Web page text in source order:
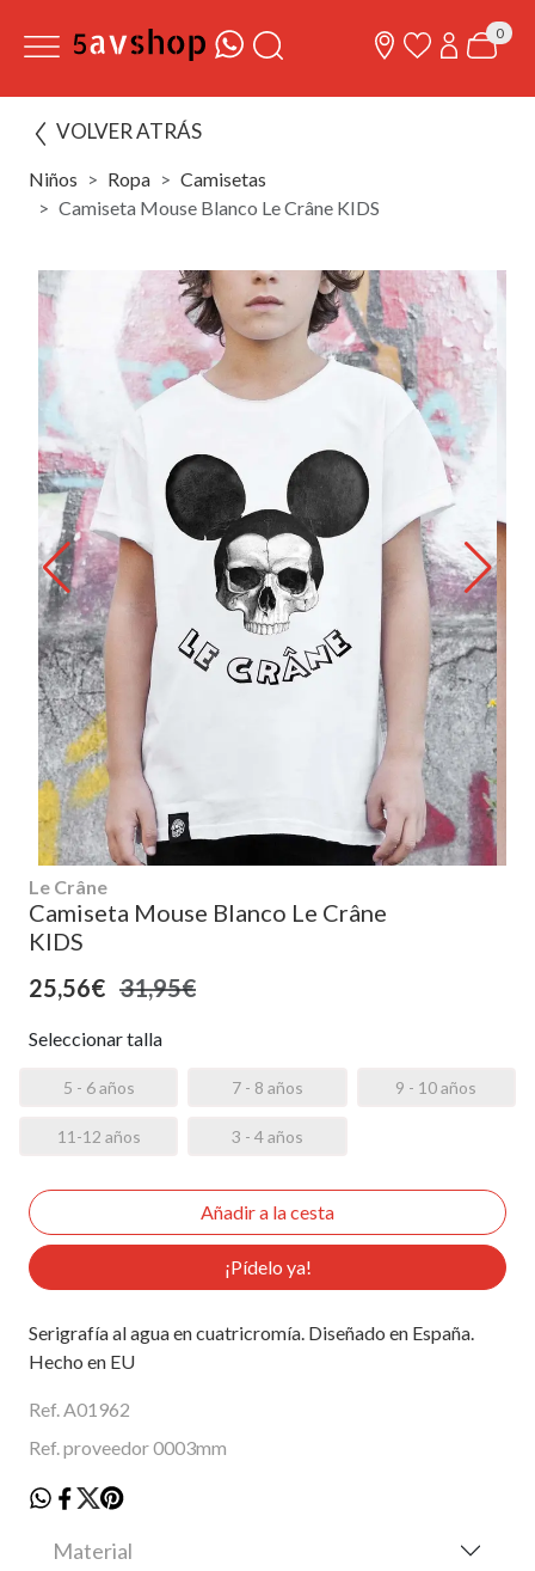
0
VOLVER ATRÁS
Niños Ropa
Camisetas
Camiseta Mouse Blanco Le Crâne KIDS
Le Crâne
Camiseta Mouse Blanco Le Crâne
KIDS
25,56€ 31,95€
Seleccionar talla
5 - 6 años 7 - 8 años 9 - 10 años
11-12 años 3 - 4 años
¡Pídelo ya!
Serigrafía al agua en cuatricromía. Diseñado en España.
Hecho en EU
Ref. A01962
Ref. proveedor 0003mm
Material